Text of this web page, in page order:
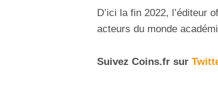
D’ici la fin 2022, l’éditeur
acteurs du monde
Suivez Coins.fr sur